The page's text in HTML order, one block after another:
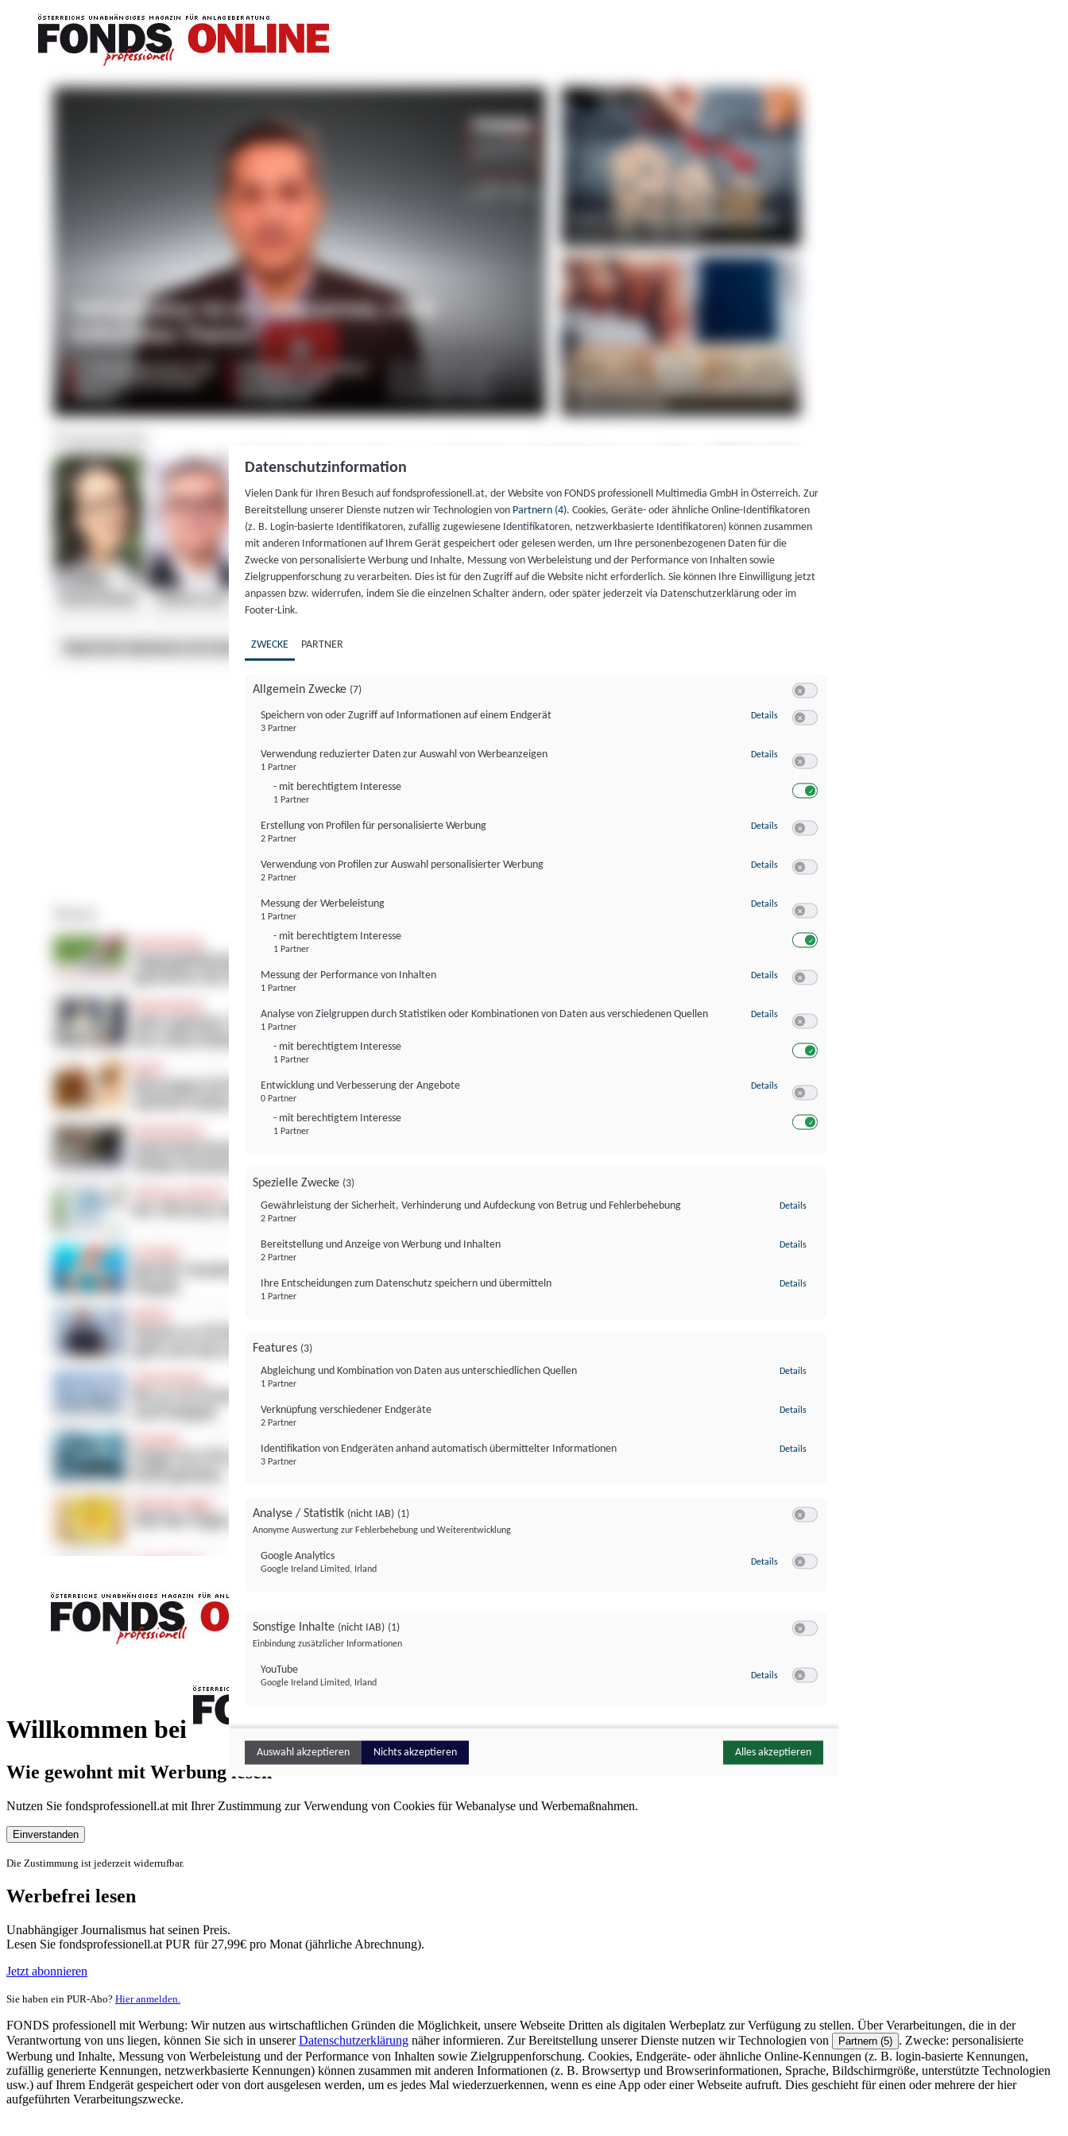
Willkommen bei
FONDS professionell
Wie gewohnt mit Werbung lesen
Nutzen Sie fondsprofessionell.at mit Ihrer Zustimmung zur Verwendung von Cookies für Webanalyse und Werbemaßnahmen.
Einverstanden
Die Zustimmung ist jederzeit widerrufbar.
Werbefrei lesen
Unabhängiger Journalismus hat seinen Preis.
Lesen Sie fondsprofessionell.at PUR für 27,99€ pro Monat (jährliche Abrechnung).
Jetzt abonnieren
Sie haben ein PUR-Abo? Hier anmelden.
FONDS professionell mit Werbung: Wir nutzen aus wirtschaftlichen Gründen die Möglichkeit, unsere Webseite Dritten als digitalen Werbeplatz zur Verfügung zu stellen. Über Verarbeitungen, die in der
Verantwortung von uns liegen, können Sie sich in unsererDatenschutzerklärung näher informieren. Zur Bereitstellung unserer Dienste nutzen wir Technologien von Partnern (5) . Zwecke: personalisierte
Werbung und Inhalte, Messung von Werbeleistung und der Performance von Inhalten sowie Zielgruppenforschung. Cookies, Endgeräte- oder ähnliche Online-Kennungen (z. B. login-basierte Kennungen,
zufällig generierte Kennungen, netzwerkbasierte Kennungen) können zusammen mit anderen Informationen (z. B. Browsertyp und Browserinformationen, Sprache, Bildschirmgröße, unterstützte Technologien
usw.) auf Ihrem Endgerät gespeichert oder von dort ausgelesen werden, um es jedes Mal wiederzuerkennen, wenn es eine App oder einer Webseite aufruft. Dies geschieht für einen oder mehrere der hier
aufgeführten Verarbeitungszwecke.
Datenschutzinformation
Vielen Dank für Ihren Besuch auf fondsprofessionell.at, der Website von FONDS professionell Multimedia GmbH in Österreich. Zur
Bereitstellung unserer Dienste nutzen wir Technologien von Partnern (4). Cookies, Geräte- oder ähnliche Online-Identifikatoren
(z. B. Login-basierte Identifikatoren, zufällig zugewiesene Identifikatoren, netzwerkbasierte Identifikatoren) können zusammen
mit anderen Informationen auf Ihrem Gerät gespeichert oder gelesen werden, um Ihre personenbezogenen Daten für die
Zwecke von personalisierte Werbung und Inhalte, Messung von Werbeleistung und der Performance von Inhalten sowie
Zielgruppenforschung zu verarbeiten. Dies ist für den Zugriff auf die Website nicht erforderlich. Sie können Ihre Einwilligung jetzt
anpassen bzw. widerrufen, indem Sie die einzelnen Schalter ändern, oder später jederzeit via Datenschutzerklärung oder im
Footer-Link.
ZWECKE PARTNER
Allgemein Zwecke (7)
Speichern von oder Zugriff auf Informationen auf einem Endgerät
3 Partner
Details zu Speichern von oder Zugriff auf Informationen auf einem Endgerät
Verwendung reduzierter Daten zur Auswahl von Werbeanzeigen
1 Partner
- mit berechtigtem Interesse
1 Partner
Details zu Verwendung reduzierter Daten zur Auswahl von Werbeanzeigen
Erstellung von Profilen für personalisierte Werbung
2 Partner
Details zu Erstellung von Profilen für personalisierte Werbung
Verwendung von Profilen zur Auswahl personalisierter Werbung
2 Partner
Details zu Verwendung von Profilen zur Auswahl personalisierter Werbung
Messung der Werbeleistung
1 Partner
- mit berechtigtem Interesse
1 Partner
Details zu Messung der Werbeleistung
Messung der Performance von Inhalten
1 Partner
Details zu Messung der Performance von Inhalten
Analyse von Zielgruppen durch Statistiken oder Kombinationen von Daten aus verschiedenen Quellen
1 Partner
- mit berechtigtem Interesse
1 Partner
Details zu Analyse von Zielgruppen durch Statistiken oder Kombinationen von
Entwicklung und Verbesserung der Angebote
0 Partner
- mit berechtigtem Interesse
1 Partner
Details zu Entwicklung und Verbesserung der Angebote
Spezielle Zwecke (3)
Gewährleistung der Sicherheit, Verhinderung und Aufdeckung von Betrug und Fehlerbehebung
2 Partner
Details
Bereitstellung und Anzeige von Werbung und Inhalten
2 Partner
Details
Ihre Entscheidungen zum Datenschutz speichern und übermitteln
1 Partner
Details
Features (3)
Abgleichung und Kombination von Daten aus unterschiedlichen Quellen
1 Partner
Details
Verknüpfung verschiedener Endgeräte
2 Partner
Details
Identifikation von Endgeräten anhand automatisch übermittelter Informationen
3 Partner
Details
Analyse / Statistik (nicht IAB) (1)
Anonyme Auswertung zur Fehlerbehebung und Weiterentwicklung
Google Analytics
Google Ireland Limited, Irland
Details zu Google Analytics
Sonstige Inhalte (nicht IAB) (1)
Einbindung zusätzlicher Informationen
YouTube
Google Ireland Limited, Irland
Details zu YouTube
Auswahl akzeptieren Nichts akzeptieren Alles akzeptieren